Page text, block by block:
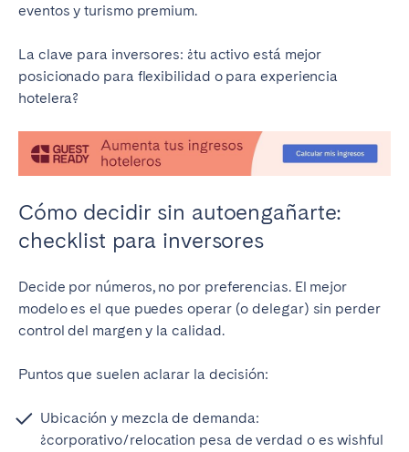
eventos y turismo premium.
La clave para inversores: ¿tu activo está mejor
posicionado para flexibilidad o para experiencia
hotelera?
Cómo decidir sin autoengañarte:
checklist para inversores
Decide por números, no por preferencias. El mejor
modelo es el que puedes operar (o delegar) sin perder
control del margen y la calidad.
Puntos que suelen aclarar la decisión:
Ubicación y mezcla de demanda:
¿corporativo/relocation pesa de verdad o es wishful